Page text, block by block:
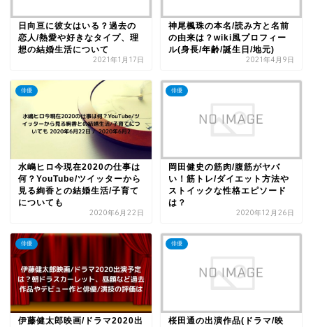
日向亘に彼女はいる？過去の
恋人/熱愛や好きなタイプ、理
想の結婚生活について
2021年1月17日
神尾楓珠の本名/読み方と名前
の由来は？wiki風プロフィー
ル(身長/年齢/誕生日/地元)
2021年4月9日
俳優
水嶋ヒロ今現在2020の仕事は
何？YouTube/ツイッターから
見る絢香との結婚生活/子育て
についても
2020年6月22日
俳優
岡田健史の筋肉/腹筋がヤバ
い！筋トレ/ダイエット方法や
ストイックな性格エピソード
は？
2020年12月26日
俳優
伊藤健太郎映画/ドラマ2020出
俳優
桜田通の出演作品(ドラマ/映